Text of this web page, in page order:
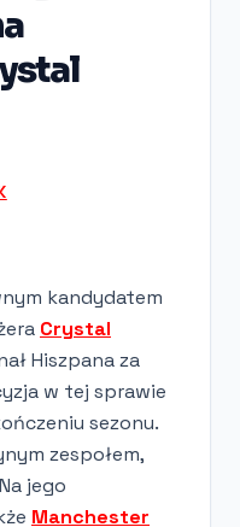
kandydatem
Crystal
Hiszpana za
w tej sprawie
sezonu.
zespołem,
jego
Manchester